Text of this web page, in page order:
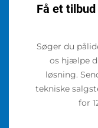
Få et
Søger du
os hjælpe
løsning.
tekniske
for